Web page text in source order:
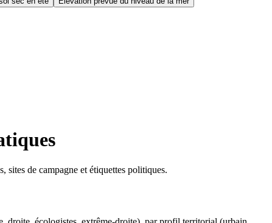
sites de campagne et étiquettes politiques.